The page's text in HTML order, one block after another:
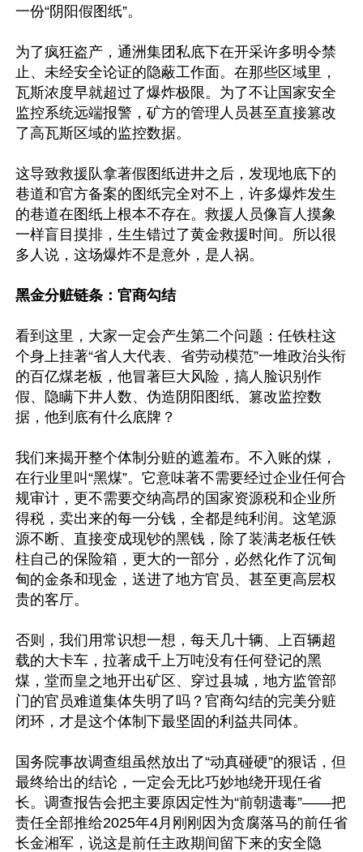
一份“阴阳假图纸”。
为了疯狂盗产，通洲集团私底下在开采许多明令禁
止、未经安全论证的隐蔽工作面。在那些区域里，
瓦斯浓度早就超过了爆炸极限。为了不让国家安全
监控系统远端报警，矿方的管理人员甚至直接篡改
了高瓦斯区域的监控数据。
这导致救援队拿著假图纸进井之后，发现地底下的
巷道和官方备案的图纸完全对不上，许多爆炸发生
的巷道在图纸上根本不存在。救援人员像盲人摸象
一样盲目摸排，生生错过了黄金救援时间。所以很
多人说，这场爆炸不是意外，是人祸。
黑金分赃链条：官商勾结
看到这里，大家一定会产生第二个问题：任铁柱这
个身上挂著“省人大代表、省劳动模范”一堆政治头衔
的百亿煤老板，他冒著巨大风险，搞人脸识别作
假、隐瞒下井人数、伪造阴阳图纸、篡改监控数
据，他到底有什么底牌？
我们来揭开整个体制分赃的遮羞布。不入账的煤，
在行业里叫“黑煤”。它意味著不需要经过企业任何合
规审计，更不需要交纳高昂的国家资源税和企业所
得税，卖出来的每一分钱，全都是纯利润。这笔源
源不断、直接变成现钞的黑钱，除了装满老板任铁
柱自己的保险箱，更大的一部分，必然化作了沉甸
甸的金条和现金，送进了地方官员、甚至更高层权
贵的客厅。
否则，我们用常识想一想，每天几十辆、上百辆超
载的大卡车，拉著成千上万吨没有任何登记的黑
煤，堂而皇之地开出矿区、穿过县城，地方监管部
门的官员难道集体失明了吗？官商勾结的完美分赃
闭环，才是这个体制下最坚固的利益共同体。
国务院事故调查组虽然放出了“动真碰硬”的狠话，但
最终给出的结论，一定会无比巧妙地绕开现任省
长。调查报告会把主要原因定性为“前朝遗毒”——把
责任全部推给2025年4月刚刚因为贪腐落马的前任省
长金湘军，说这是前任主政期间留下来的安全隐